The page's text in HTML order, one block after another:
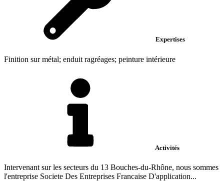
Expertises
Finition sur métal; enduit ragréages; peinture intérieure
Activités
Intervenant sur les secteurs du 13 Bouches-du-Rhône, nous sommes
l'entreprise Societe Des Entreprises Francaise D'application...